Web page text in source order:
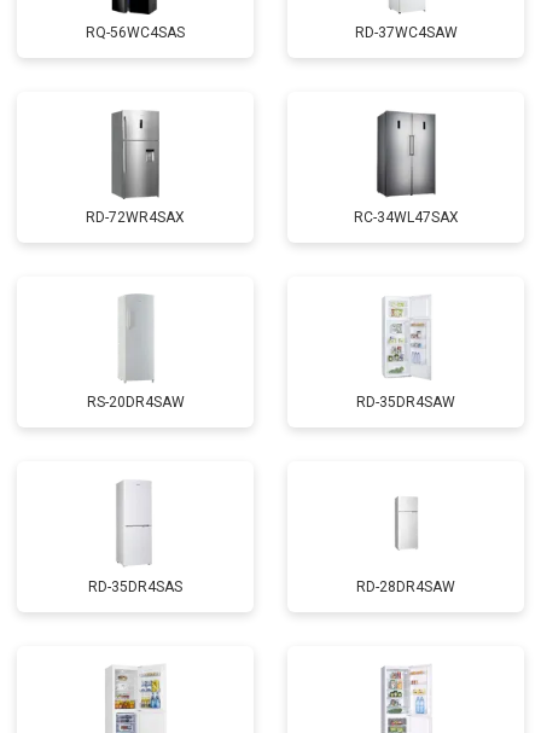
RQ-56WC4SAS RD-37WC4SAW
RD-72WR4SAX RС-34WL47SAX
RS-20DR4SAW RD-35DR4SAW
RD-35DR4SAS RD-28DR4SAW